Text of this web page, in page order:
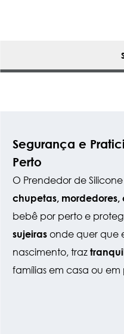
Segurança e
Perto
O Prendedor de
chupetas, mordedores,
bebê por perto e
sujeirasonde quer que
nascimento, traz
famílias em casa ou em